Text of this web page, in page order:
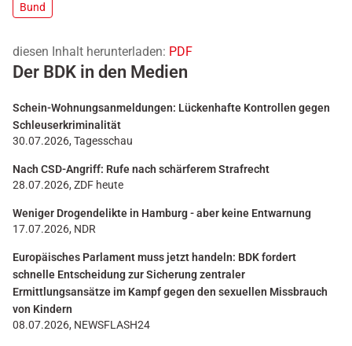
Bund
diesen Inhalt herunterladen: PDF
Der BDK in den Medien
Schein-Wohnungsanmeldungen: Lückenhafte Kontrollen gegen
Schleuserkriminalität
30.07.2026, Tagesschau
Nach CSD-Angriff: Rufe nach schärferem Strafrecht
28.07.2026, ZDF heute
Weniger Drogendelikte in Hamburg - aber keine Entwarnung
17.07.2026, NDR
Europäisches Parlament muss jetzt handeln: BDK fordert
schnelle Entscheidung zur Sicherung zentraler
Ermittlungsansätze im Kampf gegen den sexuellen Missbrauch
von Kindern
08.07.2026, NEWSFLASH24